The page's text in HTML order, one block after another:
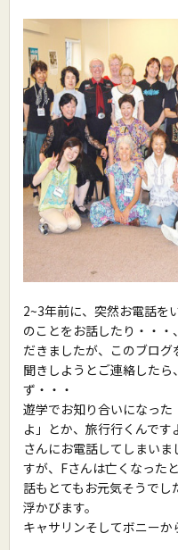
2~3年前に、突然お電話を
のことをお話したり・・
だきましたが、このブロ
聞きしようとご連絡した
ず・・・
遊学でお知り合いになっ
よ」とか、旅行行くんで
さんにお電話してしまい
すが、Fさんは亡くなった
話もとてもお元気そうで
浮かびます。
キャサリンそしてボニーか